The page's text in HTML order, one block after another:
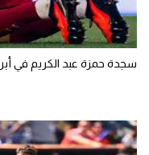
سجدة حمزة عبد الكريم في